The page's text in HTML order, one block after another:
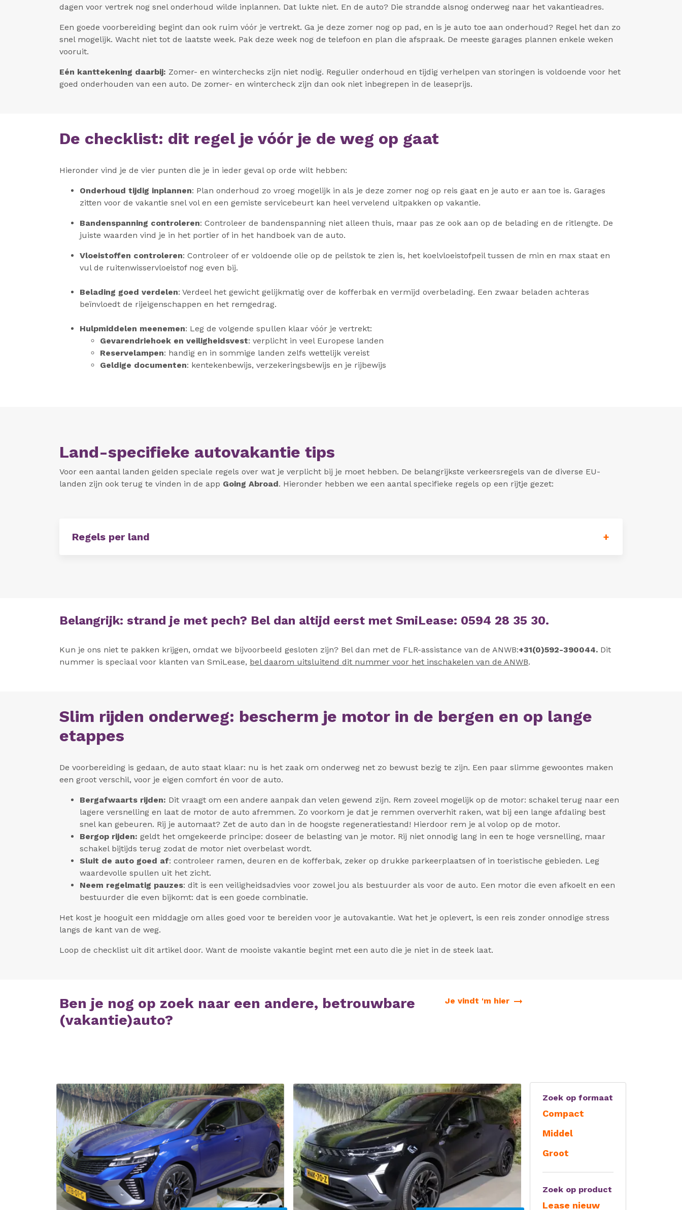
dagen voor vertrek nog snel onderhoud wilde inplannen. Dat lukte niet. En de auto? Die strandde alsnog onderweg naar het vakantieadres.
Een goede voorbereiding begint dan ook ruim vóór je vertrekt. Ga je deze zomer nog op pad, en is je auto toe aan onderhoud? Regel het dan zo
snel mogelijk. Wacht niet tot de laatste week. Pak deze week nog de telefoon en plan die afspraak. De meeste garages plannen enkele weken
vooruit.
Eén kanttekening daarbij: Zomer- en winterchecks zijn niet nodig. Regulier onderhoud en tijdig verhelpen van storingen is voldoende voor het
goed onderhouden van een auto. De zomer- en wintercheck zijn dan ook niet inbegrepen in de leaseprijs.
De checklist: dit regel je vóór je de weg op gaat
Hieronder vind je de vier punten die je in ieder geval op orde wilt hebben:
Onderhoud tijdig inplannen: Plan onderhoud zo vroeg mogelijk in als je deze zomer nog op reis gaat en je auto er aan toe is. Garages
zitten voor de vakantie snel vol en een gemiste servicebeurt kan heel vervelend uitpakken op vakantie.
Bandenspanning controleren: Controleer de bandenspanning niet alleen thuis, maar pas ze ook aan op de belading en de ritlengte. De
juiste waarden vind je in het portier of in het handboek van de auto.
Vloeistoffen controleren: Controleer of er voldoende olie op de peilstok te zien is, het koelvloeistofpeil tussen de min en max staat en
vul de ruitenwisservloeistof nog even bij.
Belading goed verdelen: Verdeel het gewicht gelijkmatig over de kofferbak en vermijd overbelading. Een zwaar beladen achteras
beïnvloedt de rijeigenschappen en het remgedrag.
Hulpmiddelen meenemen: Leg de volgende spullen klaar vóór je vertrekt:
Gevarendriehoek en veiligheidsvest: verplicht in veel Europese landen
Reservelampen: handig en in sommige landen zelfs wettelijk vereist
Geldige documenten: kentekenbewijs, verzekeringsbewijs en je rijbewijs
Land-specifieke autovakantie tips
Voor een aantal landen gelden speciale regels over wat je verplicht bij je moet hebben. De belangrijkste verkeersregels van de diverse EU-
landen zijn ook terug te vinden in de app Going Abroad. Hieronder hebben we een aantal specifieke regels op een rijtje gezet:
Regels per land
Belangrijk: strand je met pech? Bel dan altijd eerst met SmiLease: 0594 28 35 30.
Kun je ons niet te pakken krijgen, omdat we bijvoorbeeld gesloten zijn? Bel dan met de FLR-assistance van de ANWB:+31(0)592-390044. Dit
nummer is speciaal voor klanten van SmiLease, bel daarom uitsluitend dit nummer voor het inschakelen van de ANWB.
Slim rijden onderweg: bescherm je motor in de bergen en op lange
etappes
De voorbereiding is gedaan, de auto staat klaar: nu is het zaak om onderweg net zo bewust bezig te zijn. Een paar slimme gewoontes maken
een groot verschil, voor je eigen comfort én voor de auto.
Bergafwaarts rijden: Dit vraagt om een andere aanpak dan velen gewend zijn. Rem zoveel mogelijk op de motor: schakel terug naar een
lagere versnelling en laat de motor de auto afremmen. Zo voorkom je dat je remmen oververhit raken, wat bij een lange afdaling best
snel kan gebeuren. Rij je automaat? Zet de auto dan in de hoogste regeneratiestand! Hierdoor rem je al volop op de motor.
Bergop rijden: geldt het omgekeerde principe: doseer de belasting van je motor. Rij niet onnodig lang in een te hoge versnelling, maar
schakel bijtijds terug zodat de motor niet overbelast wordt.
Sluit de auto goed af: controleer ramen, deuren en de kofferbak, zeker op drukke parkeerplaatsen of in toeristische gebieden. Leg
waardevolle spullen uit het zicht.
Neem regelmatig pauzes: dit is een veiligheidsadvies voor zowel jou als bestuurder als voor de auto. Een motor die even afkoelt en een
bestuurder die even bijkomt: dat is een goede combinatie.
Het kost je hooguit een middagje om alles goed voor te bereiden voor je autovakantie. Wat het je oplevert, is een reis zonder onnodige stress
langs de kant van de weg.
Loop de checklist uit dit artikel door. Want de mooiste vakantie begint met een auto die je niet in de steek laat.
Ben je nog op zoek naar een andere, betrouwbare
(vakantie)auto?
Je vindt 'm hier
Zoek op formaat
Compact
Middel
Groot
Zoek op product
Lease nieuw